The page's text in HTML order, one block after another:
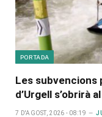
PORTADA
Les subvencions
d’Urgell s’obrirà
7 D'AGOST, 2026 - 08:19